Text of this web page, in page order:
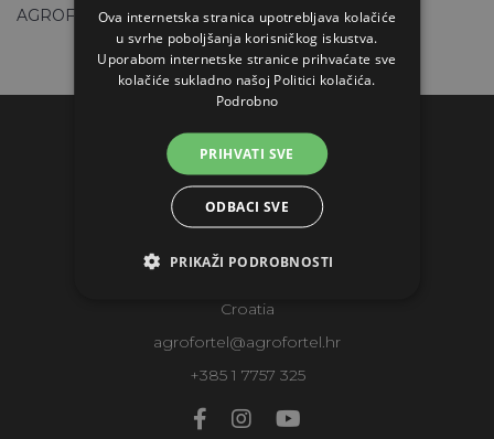
AGROFORTEL, s.r.o.
KONTAKTI
AGROFORTEL, S.R.O.
Croatia
agrofortel@agrofortel.hr
+385 1 7757 325
Ova internetska stranica upotrebljava kolačiće
u svrhe poboljšanja korisničkog iskustva.
Uporabom internetske stranice prihvaćate sve
kolačiće sukladno našoj Politici kolačića.
Podrobno
PRIHVATI SVE
ODBACI SVE
PRIKAŽI PODROBNOSTI